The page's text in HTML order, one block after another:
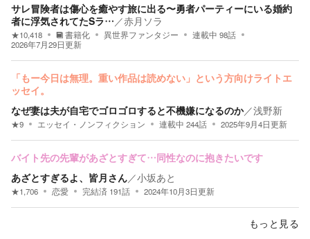
サレ冒険者は傷心を癒やす旅に出る〜勇者パーティーにいる婚約
者に浮気されてたSラ… ／赤月ソラ
★10,418 書籍化 異世界ファンタジー 連載中 98話
2026年7月29日更新
「もー今日は無理。重い作品は読めない」という方向けライトエ
ッセイ。
なぜ妻は夫が自宅でゴロゴロすると不機嫌になるのか／浅野新
★9 エッセイ・ノンフィクション 連載中 244話 2025年9月4日更新
バイト先の先輩があざとすぎて…同性なのに抱きたいです
あざとすぎるよ、皆月さん／小坂あと
★1,706 恋愛 完結済 191話 2024年10月3日更新
もっと見る